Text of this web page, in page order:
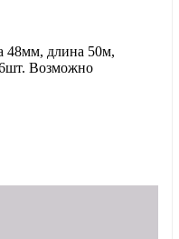
48мм, длина 50м,
Возможно